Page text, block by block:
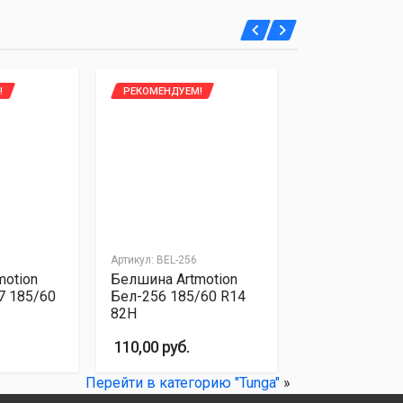
185/60
Артикул: BEL-256
РЕКОМЕНДУЕМ!
Белшина Artmotion
Бел-256 185/60 R14
82H
110,00 руб.
Перейти в категорию "Tunga" »